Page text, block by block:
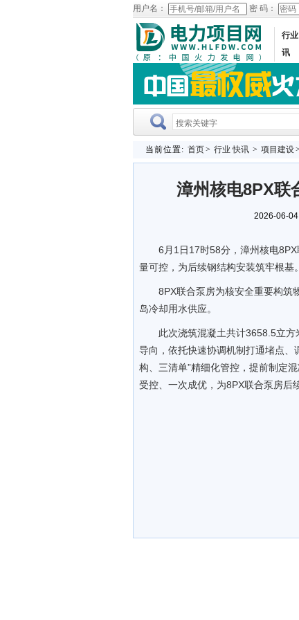
用户名： 密 码：
行
讯
当前位置: 首页> 行业 快讯 > 项目建设
漳州核电8PX联
2026-06-04
6月1日17时58分，漳州核电
量可控，为后续钢结构安装筑牢根基。
8PX联合泵房为核安全重要构筑
岛冷却用水供应。
此次浇筑混凝土共计3658.5立
导向，依托快速协调机制打通堵点、
构、三清单”精细化管控，提前制定
受控、一次成优，为8PX联合泵房后